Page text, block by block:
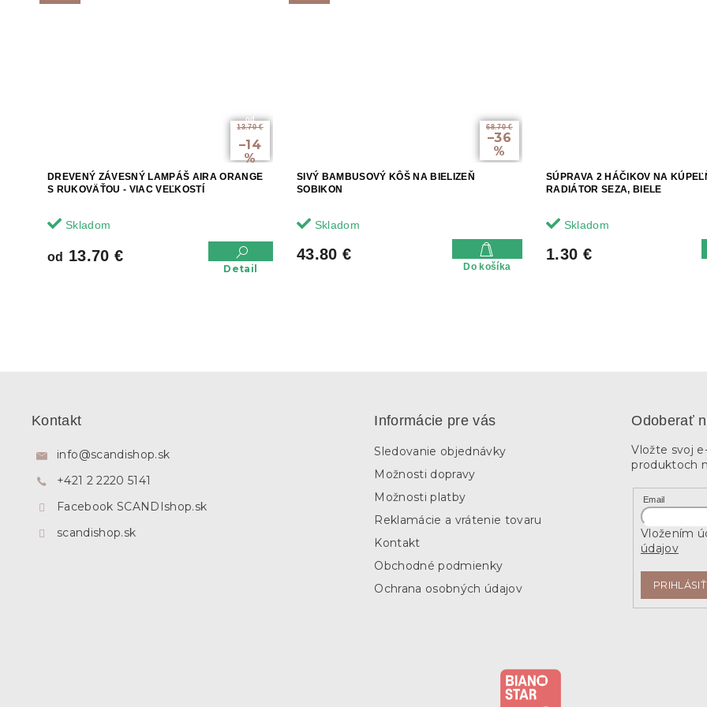
od
13.70 €
–14
%
DREVENÝ ZÁVESNÝ LAMPÁŠ AIRA ORANGE
S RUKOVÄŤOU - VIAC VEĽKOSTÍ
Skladom
od 13.70 €
Detail
68.70 €
–36
%
SIVÝ BAMBUSOVÝ KÔŠ NA BIELIZEŇ
SOBIKON
Skladom
43.80 €
Do košíka
SÚPRAVA 2 HÁČIKOV NA
RADIÁTOR SEZA, BIELE
Skladom
1.30 €
Kontakt
info@scandishop.sk
+421 2 2220 5141
Facebook SCANDIshop.sk
scandishop.sk
Informácie pre vás
Sledovanie objednávky
Možnosti dopravy
Možnosti platby
Reklamácie a vrátenie tovaru
Kontakt
Obchodné podmienky
Ochrana osobných údajov
Odoberať
Vložte svoj
produktoch
Email
Vložením
údajov